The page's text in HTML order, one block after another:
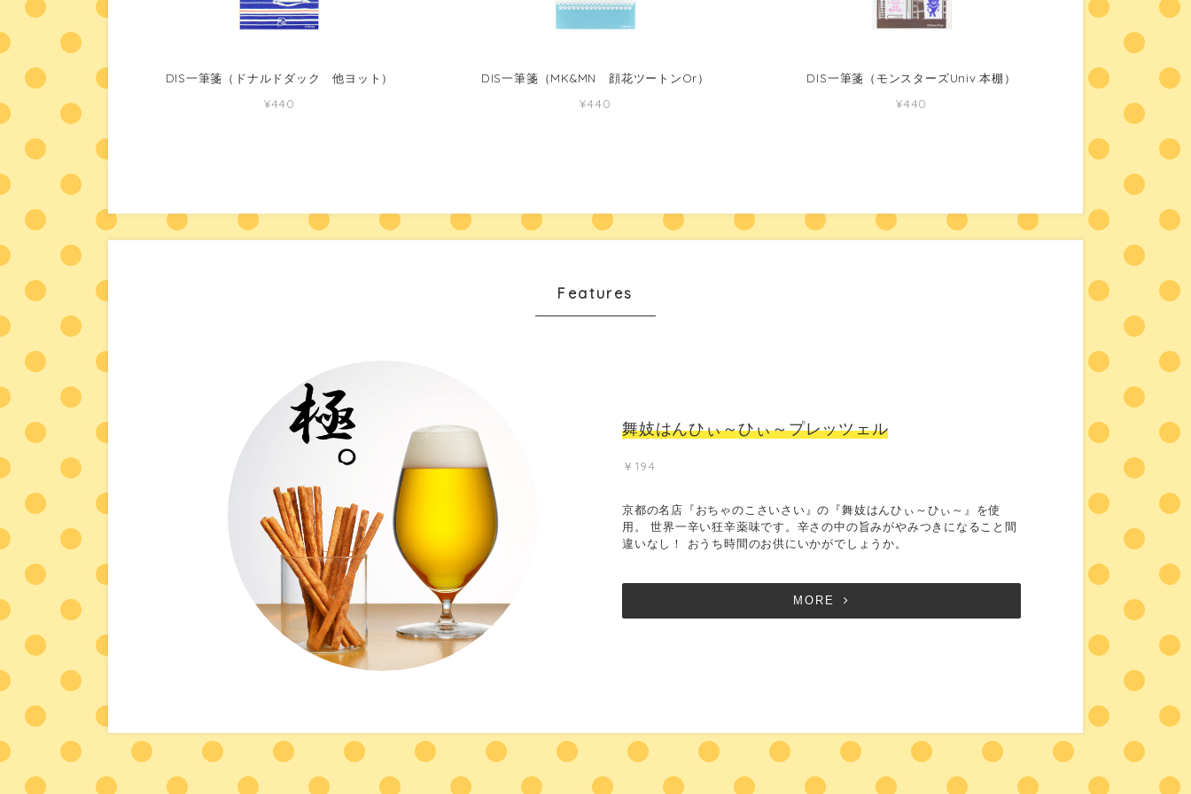
DIS一筆箋（ドナルドダック 他ヨット）
¥440
DIS一筆箋（MK&MN 顔花ツートンOr）
¥440
DIS一筆箋（モンスターズUniv.本棚）
¥440
Features
舞妓はんひぃ～ひぃ～プレッツェル
￥194
京都の名店『おちゃのこさいさい』の『舞妓はんひぃ～ひぃ～』を使
用。 世界一辛い狂辛薬味です。辛さの中の旨みがやみつきになること間
違いなし！ おうち時間のお供にいかがでしょうか。
MORE